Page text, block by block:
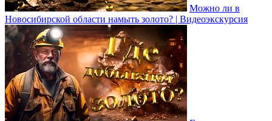
Можно ли в
Новосибирской области намыть золото? | Видеоэкскурсия